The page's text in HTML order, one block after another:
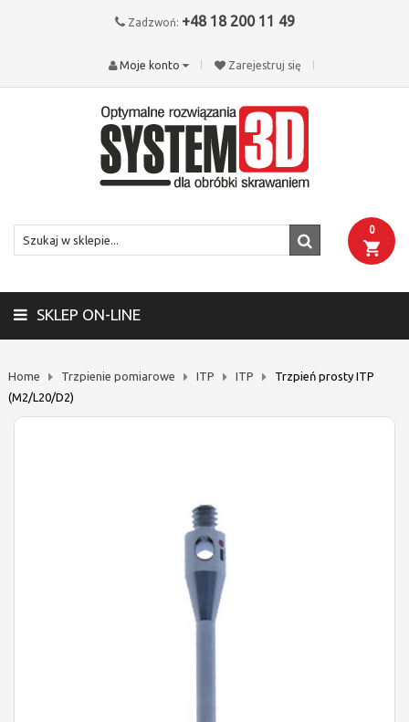
Zadzwoń: +48 18 200 11 49
Zarejestruj się
Moje konto
0
SKLEP ON-LINE
Home Trzpienie pomiarowe ITP ITP
Trzpień prosty ITP
(M2/L20/D2)